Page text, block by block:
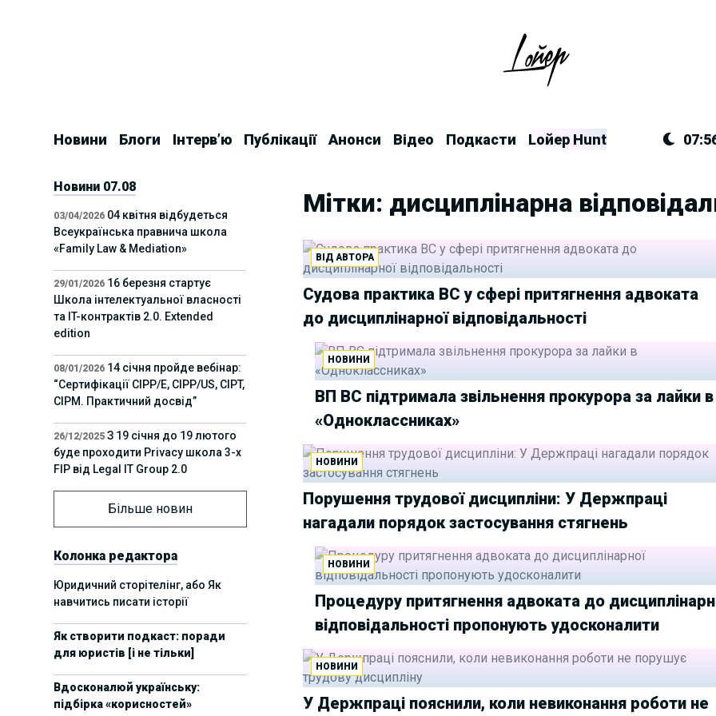
Новини Блоги Інтерв’ю Публікації Анонси Відео Подкасти Lойер Hunt
Мітки: дисциплінарна
ВІД АВТОРА
Судова практика ВС у сфері притягнення адвоката
до дисциплінарної відповідальності
НОВИНИ
ВП ВС підтримала звільнення прокурора за лайки в
«Одноклассниках»
НОВИНИ
Порушення трудової дисципліни: У Держпраці
нагадали порядок застосування стягнень
НОВИНИ
Процедуру притягнення адвоката до
відповідальності пропонують удосконалити
НОВИНИ
У Держпраці пояснили, коли невиконання роботи не
Новини 07.08
03/04/2026 04 квітня відбудеться
Всеукраїнська правнича школа
«Family Law & Mediation»
29/01/2026 16 березня стартує
Школа інтелектуальної власності
та IT-контрактів 2.0. Extended
edition
08/01/2026 14 січня пройде вебінар:
“Сертифікації СІРР/Е, CIPP/US, CIPT,
CIPM. Практичний досвід”
26/12/2025 З 19 січня до 19 лютого
буде проходити Privacy школа 3-х
FIP від Legal IT Group 2.0
12 грудня пройде
приватність у 2026. Очікувані
05/11/2025 11 листопада пройде
вебінар “AI-агенти: прайвесі, IP
та комплаєнс ризики”
31/10/20258 листопада пройде
Форум молодих юристів України
2025
Більше новин
Колонка редактора
Юридичний сторітелінг, або Як
навчитись писати історії
Як створити подкаст: поради
для юристів [і не тільки]
Вдосконалюй українську:
підбірка «корисностей»